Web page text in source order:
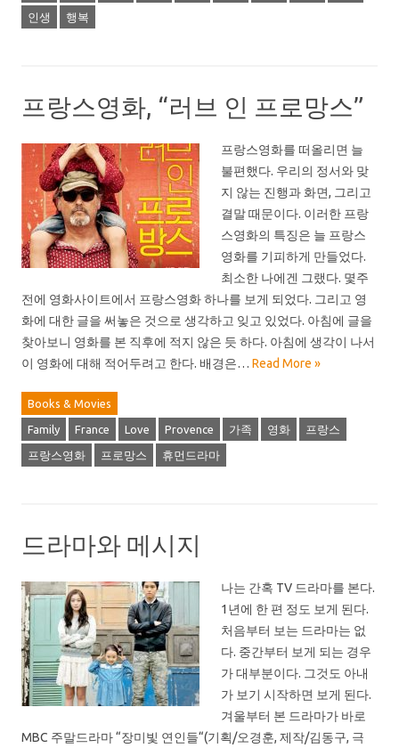
인생 행복
프랑스영화, “러브 인 프로망스”
프랑스영화를 떠올리면 늘
불편했다. 우리의 정서와 맞
지 않는 진행과 화면, 그리고
결말 때문이다. 이러한 프랑
스영화의 특징은 늘 프랑스
영화를 기피하게 만들었다.
최소한 나에겐 그랬다. 몇주
전에 영화사이트에서 프랑스영화 하나를 보게 되었다. 그리고 영
화에 대한 글을 써놓은 것으로 생각하고 잊고 있었다. 아침에 글을
찾아보니 영화를 본 직후에 적지 않은 듯 하다. 아침에 생각이 나서
이 영화에 대해 적어두려고 한다. 배경은… Read More »
Books & Movies
Family France Love Provence 가족 영화 프랑스
프랑스영화 프로망스 휴먼드라마
드라마와 메시지
나는 간혹 TV 드라마를 본다.
1년에 한 편 정도 보게 된다.
처음부터 보는 드라마는 없
다. 중간부터 보게 되는 경우
가 대부분이다. 그것도 아내
가 보기 시작하면 보게 된다.
겨울부터 본 드라마가 바로
MBC 주말드라마 “장미빛 연인들“(기획/오경훈, 제작/김동구, 극